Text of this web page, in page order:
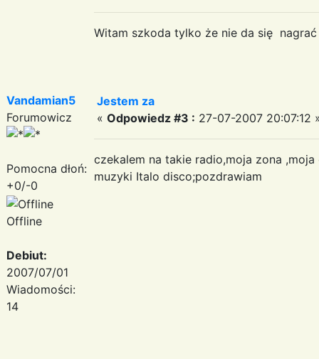
Witam szkoda tylko że nie da się
Vandamian5
Forumowicz
Pomocna dłoń:
+0/-0
Offline
Debiut:
2007/07/01
Wiadomości:
14
Jestem za
« Odpowiedz #3 : 27-07-2007 20:07:12
czekalem na takie radio,moja zona
muzyki Italo disco;pozdrawiam